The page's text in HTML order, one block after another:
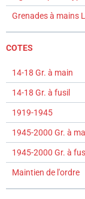
Grenades à mains
COTES
14-18 Gr. à main
14-18 Gr. à fusil
1919-1945
1945-2000 Gr. à
1945-2000 Gr. à
Maintien de l'ordre